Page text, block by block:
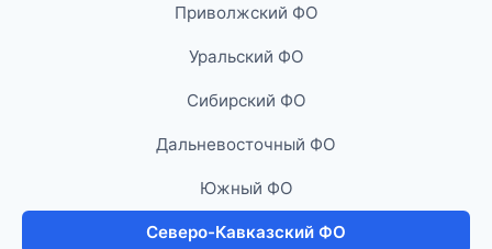
Приволжский ФО
Уральский ФО
Сибирский ФО
Дальневосточный ФО
Южный ФО
Северо-Кавказский ФО